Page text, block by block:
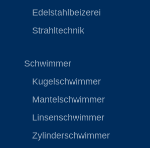
Edelstahlbeizerei
Strahltechnik
Schwimmer
Kugelschwimmer
Mantelschwimmer
Linsenschwimmer
Zylinderschwimmer